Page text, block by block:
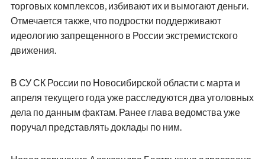
торговых комплексов, избивают их и вымогают деньги.
Отмечается также, что подростки поддерживают
идеологию запрещенного в России экстремистского
движения.
В СУ СК России по Новосибирской области с марта и
апреля текущего года уже расследуются два уголовных
дела по данным фактам. Ранее глава ведомства уже
поручал представлять доклады по ним.